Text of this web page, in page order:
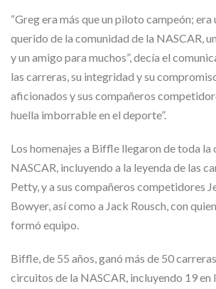
“Greg era más que un piloto campeón;
querido de la comunidad de la NASCAR,
y un amigo para muchos”, decía el
las carreras, su integridad y su
aficionados y sus compañeros
huella imborrable en el deporte”.
Los homenajes a Biffle llegaron de toda la
NASCAR, incluyendo a la leyenda de las
Petty, y a sus compañeros competidores
Bowyer, así como a Jack Rousch, con
formó equipo.
Biffle, de 55 años, ganó más de 50
circuitos de la NASCAR, incluyendo 19 en